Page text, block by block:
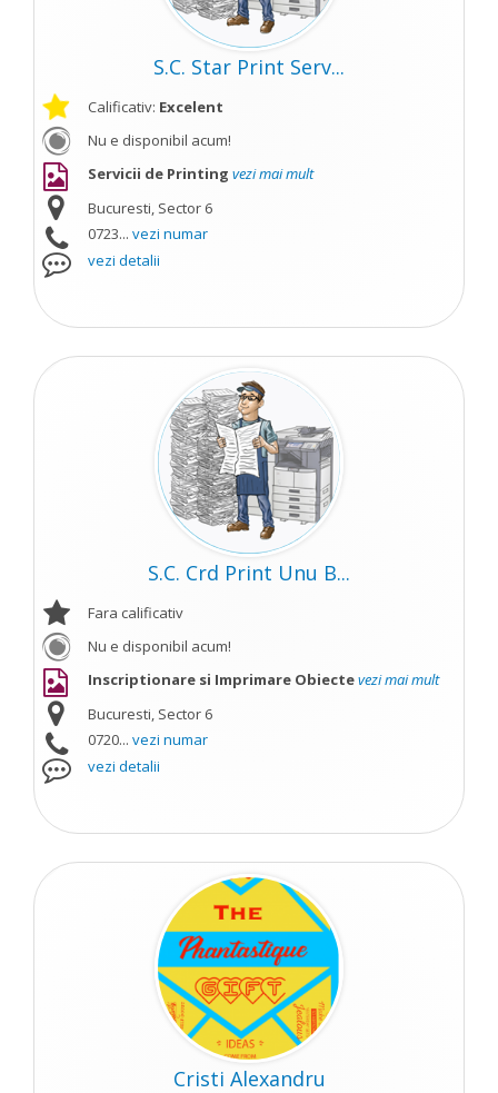
S.C. Star Print Serv...
Calificativ: Excelent
Nu e disponibil acum!
Servicii de Printing vezi mai mult
Bucuresti, Sector 6
0723... vezi numar
vezi detalii
S.C. Crd Print Unu B...
Fara calificativ
Nu e disponibil acum!
Inscriptionare si Imprimare Obiectevezi mai mult
Bucuresti, Sector 6
0720... vezi numar
vezi detalii
Cristi Alexandru